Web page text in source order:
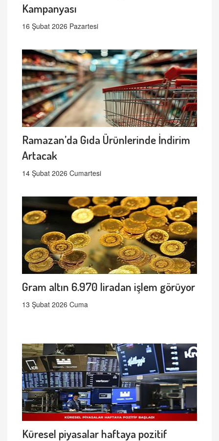
Kampanyası
16 Şubat 2026 Pazartesi
Ramazan’da Gıda Ürünlerinde İndirim
Artacak
14 Şubat 2026 Cumartesi
Gram altın 6.970 liradan işlem görüyor
13 Şubat 2026 Cuma
Küresel piyasalar haftaya pozitif